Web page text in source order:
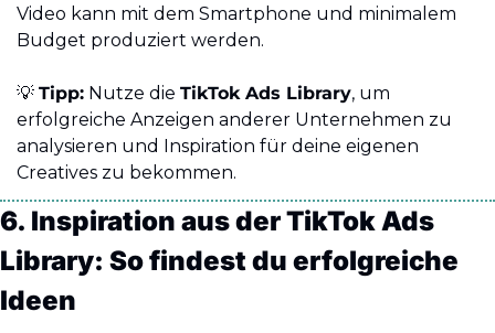
Video kann mit dem Smartphone und minimalem
Budget produziert werden.
💡 Tipp: Nutze die TikTok Ads Library, um
erfolgreiche Anzeigen anderer Unternehmen zu
analysieren und Inspiration für deine eigenen
Creatives zu bekommen.
6. Inspiration aus der TikTok Ads
Library: So findest du erfolgreiche
Ideen